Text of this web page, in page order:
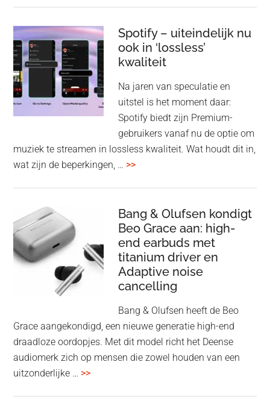
Spotify – uiteindelijk nu
ook in ‘lossless’
kwaliteit
Na jaren van speculatie en
uitstel is het moment daar:
Spotify biedt zijn Premium-
gebruikers vanaf nu de optie om
muziek te streamen in lossless kwaliteit. Wat houdt dit in,
wat zijn de beperkingen, … >>overSpotify
nu
ook
in
‘lossless’
kwaliteit
Bang & Olufsen kondigt
Beo Grace aan: high-
end earbuds met
titanium driver en
Adaptive noise
cancelling
Bang & Olufsen heeft de Beo
Grace aangekondigd, een nieuwe generatie high-end
draadloze oordopjes. Met dit model richt het Deense
audiomerk zich op mensen die zowel houden van een
uitzonderlijke … >>overBang